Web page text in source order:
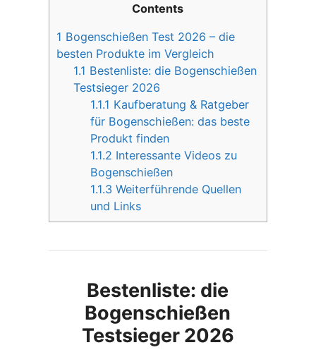
Contents
1 Bogenschießen Test 2026 – die
besten Produkte im Vergleich
1.1 Bestenliste: die Bogenschießen
Testsieger 2026
1.1.1 Kaufberatung & Ratgeber
für Bogenschießen: das beste
Produkt finden
1.1.2 Interessante Videos zu
Bogenschießen
1.1.3 Weiterführende Quellen
und Links
Bestenliste: die
Bogenschießen
Testsieger 2026